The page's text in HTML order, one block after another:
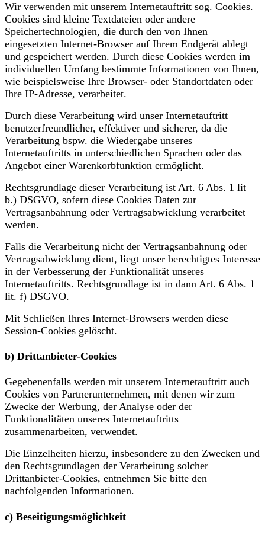
Wir verwenden mit unserem Internetauftritt sog. Cookies.
Cookies sind kleine Textdateien oder andere
Speichertechnologien, die durch den von Ihnen
eingesetzten Internet-Browser auf Ihrem Endgerät ablegt
und gespeichert werden. Durch diese Cookies werden im
individuellen Umfang bestimmte Informationen von Ihnen,
wie beispielsweise Ihre Browser- oder Standortdaten oder
Ihre IP-Adresse, verarbeitet.
Durch diese Verarbeitung wird unser Internetauftritt
benutzerfreundlicher, effektiver und sicherer, da die
Verarbeitung bspw. die Wiedergabe unseres
Internetauftritts in unterschiedlichen Sprachen oder das
Angebot einer Warenkorbfunktion ermöglicht.
Rechtsgrundlage dieser Verarbeitung ist Art. 6 Abs. 1 lit
b.) DSGVO, sofern diese Cookies Daten zur
Vertragsanbahnung oder Vertragsabwicklung verarbeitet
werden.
Falls die Verarbeitung nicht der Vertragsanbahnung oder
Vertragsabwicklung dient, liegt unser berechtigtes Interesse
in der Verbesserung der Funktionalität unseres
Internetauftritts. Rechtsgrundlage ist in dann Art. 6 Abs. 1
lit. f) DSGVO.
Mit Schließen Ihres Internet-Browsers werden diese
Session-Cookies gelöscht.
b) Drittanbieter-Cookies
Gegebenenfalls werden mit unserem Internetauftritt auch
Cookies von Partnerunternehmen, mit denen wir zum
Zwecke der Werbung, der Analyse oder der
Funktionalitäten unseres Internetauftritts
zusammenarbeiten, verwendet.
Die Einzelheiten hierzu, insbesondere zu den Zwecken und
den Rechtsgrundlagen der Verarbeitung solcher
Drittanbieter-Cookies, entnehmen Sie bitte den
nachfolgenden Informationen.
c) Beseitigungsmöglichkeit